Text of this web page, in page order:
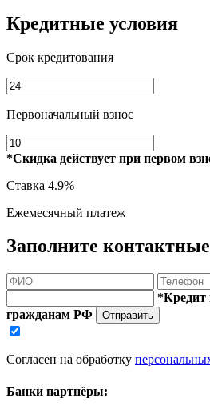
Кредитные условия
Срок кредитования
Первоначальный взнос
*Скидка действует при первом
Ставка 4.9%
Ежемесячный платеж
Заполните
*Кредит
гражданам РФ
Отправить
Согласен на обработку
Банки партнёры: